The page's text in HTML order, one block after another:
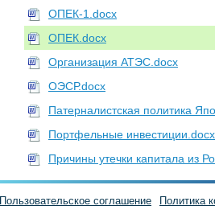
ОПЕК-1.docx
ОПЕК.docx
Организация АТЭС.docx
ОЭСР.docx
Патерналистская политика
Портфельные инвестиции.docx
Причины утечки капитала из
Пользовательское соглашение Политика